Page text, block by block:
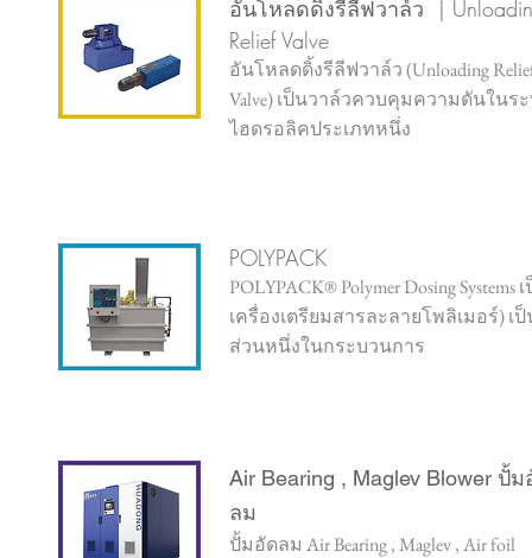
อันโหลดดิ้งรีลีฟวาล์ว |
Relief Valve
อันโหลดดิ้งรีลีฟวาล์ว (Unloading
Valve) เป็นวาล์วควบคุมความดันในร
ไฮดรอลิคประเภทหนึ่ง
POLYPACK
POLYPACK® Polymer Dosing Systems
เครื่องเตรียมสารละลายโพลิเมอร์) เ
ส่วนหนึ่งในกระบวนการ
Air Bearing , Maglev Blower ปั้
ลม
ปั้มอัดลม Air Bearing , Maglev , Air foil